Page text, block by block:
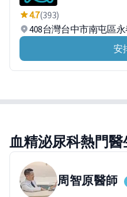
4.7(393)
408台灣台中市南屯區
安
血精泌尿科熱門醫
周智原醫師